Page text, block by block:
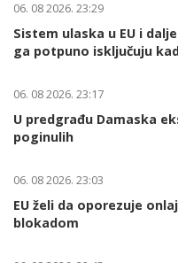
06. 08 2026. 23:29
Sistem ulaska u EU i
ga potpuno isključuju
06. 08 2026. 23:17
U predgrađu Damaska
poginulih
06. 08 2026. 23:03
EU želi da oporezuje
blokadom